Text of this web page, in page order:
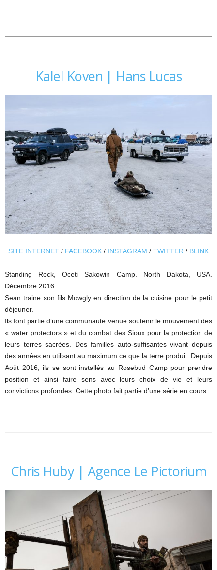
Kalel Koven | Hans Lucas
SITE INTERNET / FACEBOOK / INSTAGRAM / TWITTER / BLINK
Standing Rock, Oceti Sakowin Camp. North Dakota, USA.
Décembre 2016
Sean traine son fils Mowgly en direction de la cuisine pour le petit
déjeuner.
Ils font partie d’une communauté venue soutenir le mouvement des
« water protectors » et du combat des Sioux pour la protection de
leurs terres sacrées. Des familles auto-suffisantes vivant depuis
des années en utilisant au maximum ce que la terre produit. Depuis
Août 2016, ils se sont installés au Rosebud Camp pour prendre
position et ainsi faire sens avec leurs choix de vie et leurs
convictions profondes. Cette photo fait partie d’une série en cours.
Chris Huby | Agence Le Pictorium